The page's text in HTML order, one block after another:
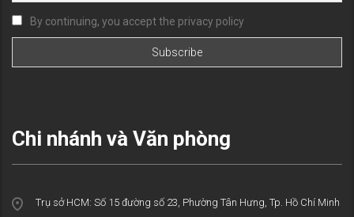
By continuing, you accept the privacy policy
Chi nhánh và Văn phòng
Trụ sở HCM: Số 15 đường số 23, Phường Tân Hưng, Tp. Hồ Chí Minh